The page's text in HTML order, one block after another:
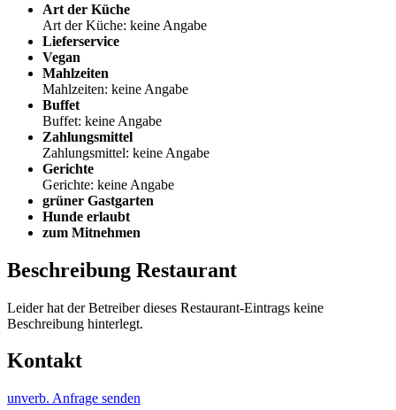
Art der Küche
Art der Küche: keine Angabe
Lieferservice
Vegan
Mahlzeiten
Mahlzeiten: keine Angabe
Buffet
Buffet: keine Angabe
Zahlungsmittel
Zahlungsmittel: keine Angabe
Gerichte
Gerichte: keine Angabe
grüner Gastgarten
Hunde erlaubt
zum Mitnehmen
Beschreibung Restaurant
Leider hat der Betreiber dieses Restaurant-Eintrags keine
Beschreibung hinterlegt.
Kontakt
unverb. Anfrage senden